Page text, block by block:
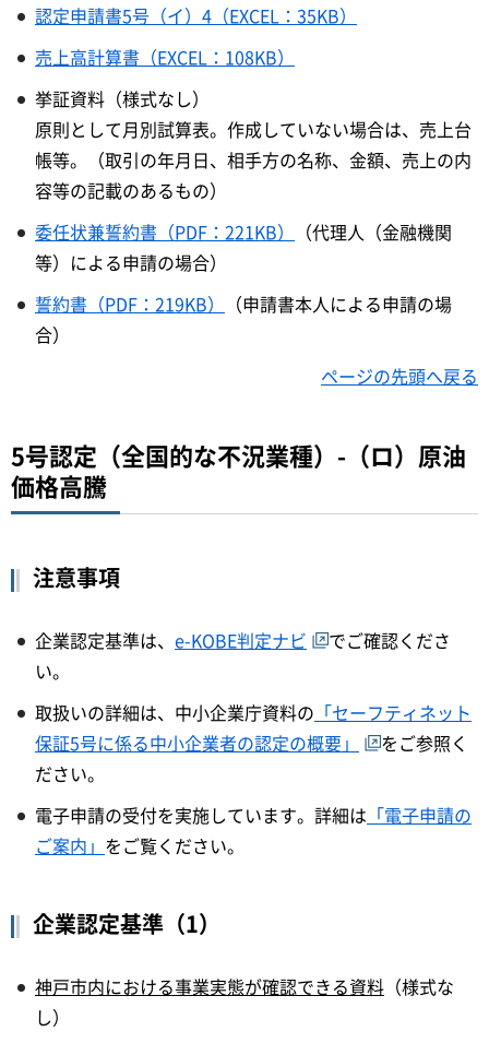
認定申請書5号（イ）4（EXCEL：35KB）
売上高計算書（EXCEL：108KB）
挙証資料（様式なし）
原則として月別試算表。作成していない場合は、売上台
帳等。（取引の年月日、相手方の名称、金額、売上の内
容等の記載のあるもの）
委任状兼誓約書（PDF：221KB）
（代理人（金融機関
等）による申請の場合）
誓約書（PDF：219KB）
（申請書本人による申請の場
合）
ページの先頭へ戻る
5号認定（全国的な不況業種）-（ロ）原油
価格高騰
注意事項
企業認定基準は、 e-KOBE判定ナビ
でご確認くださ
い。
取扱いの詳細は、中小企業庁資料の 「セーフティネット
保証5号に係る中小企業者の認定の概要」
をご参照く
ださい。
電子申請の受付を実施しています。詳細は 「電子申請の
ご案内」 をご覧ください。
企業認定基準（1）
神戸市内における事業実態が確認できる資料 （様式な
し）